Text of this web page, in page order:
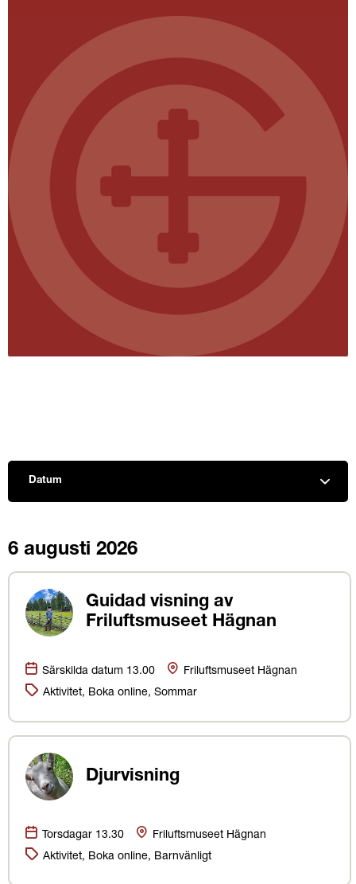
Datum
16
6 augusti 2026
Guidad visning av
Friluftsmuseet Hägnan
Datum:
Särskilda datum 13.00 Plats
Friluftsmuseet Hägnan
Kategorier:
Aktivitet, Boka online, Sommar
Djurvisning
Datum:
Torsdagar 13.30 Plats
Friluftsmuseet Hägnan
Kategorier:
Aktivitet, Boka online, Barnvänligt